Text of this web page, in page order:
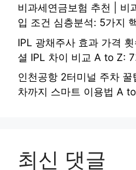
비과세연금보험 추천 | 비
입 조건 심층분석: 5가지
IPL 광채주사 효과 가격
셜 IPL 차이 비교 A to Z:
인천공항 2터미널 주차
차까지 스마트 이용법 A
최신 댓글